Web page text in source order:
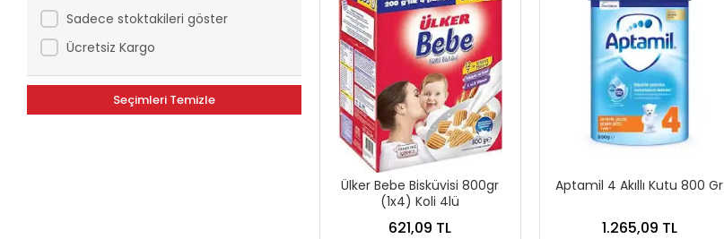
Sadece stoktakileri göster
Ücretsiz Kargo
Seçimleri Temizle
Ülker Bebe Bisküvisi 800gr
(1x4) Koli 4lü
621,09 TL
Aptamil 4 Akıllı Kutu 800 Gr
1.265,09 TL